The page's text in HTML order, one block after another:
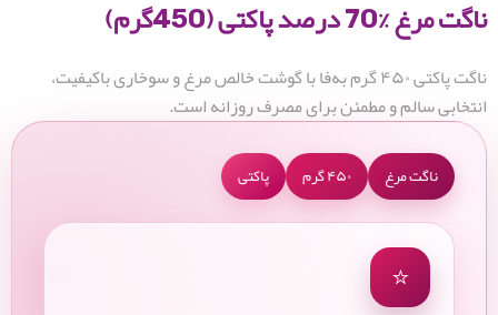
ناگت مرغ %70 درصد پاکتی (450گرم)
ناگت پاکتی ۴۵۰ گرم به‌فا با گوشت خالص مرغ و سوخاری باکیفیت،
انتخابی سالم و مطمئن برای مصرف روزانه است.
ناگت مرغ ۴۵۰ گرم پاکتی
⭐